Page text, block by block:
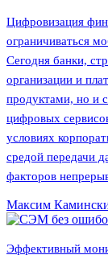
Цифровизация
ограничиваться
Сегодня банки,
организации и
продуктами, но и
цифровых
условиях
средой передачи
факторов
Максим
Эффективный